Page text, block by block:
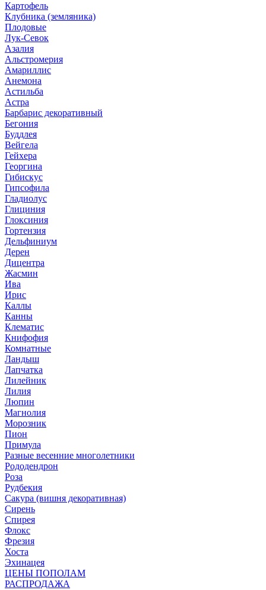
Картофель
Клубника (земляника)
Плодовые
Лук-Севок
Азалия
Альстромерия
Амариллис
Анемона
Астильба
Астра
Барбарис декоративный
Бегония
Буддлея
Вейгела
Гейхера
Георгина
Гибискус
Гипсофила
Гладиолус
Глициния
Глоксиния
Гортензия
Дельфиниум
Дерен
Дицентра
Жасмин
Ива
Ирис
Каллы
Канны
Клематис
Книфофия
Комнатные
Ландыш
Лапчатка
Лилейник
Лилия
Люпин
Магнолия
Морозник
Пион
Примула
Разные весенние многолетники
Рододендрон
Роза
Рудбекия
Сакура (вишня декоративная)
Сирень
Спирея
Флокс
Фрезия
Хоста
Эхинацея
ЦЕНЫ ПОПОЛАМ
РАСПРОДАЖА